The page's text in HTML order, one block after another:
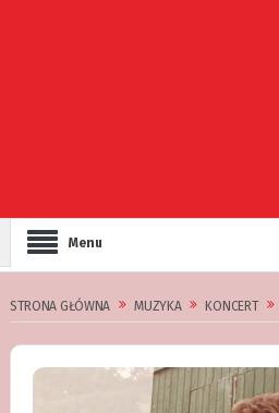
Menu
STRONA GŁÓWNA MUZYKA KONCERT